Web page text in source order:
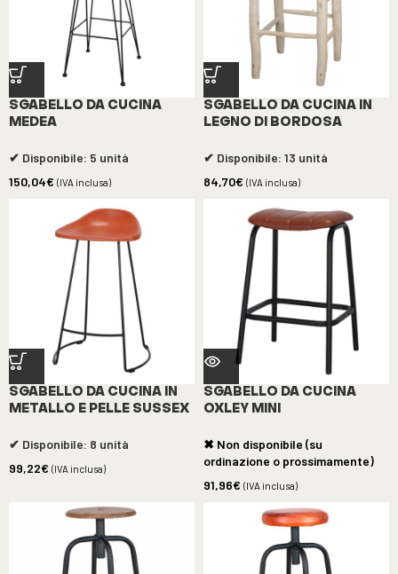
SGABELLO DA CUCINA
MEDEA
✔ Disponibile: 5 unità
150,04€ (IVA inclusa)
SGABELLO DA CUCINA IN
LEGNO DI BORDOSA
✔ Disponibile: 13 unità
84,70€ (IVA inclusa)
SGABELLO DA CUCINA IN
METALLO E PELLE SUSSEX
✔ Disponibile: 8 unità
99,22€ (IVA inclusa)
SGABELLO DA CUCINA
OXLEY MINI
✖ Non disponibile (su
ordinazione o prossimamente)
91,96€ (IVA inclusa)